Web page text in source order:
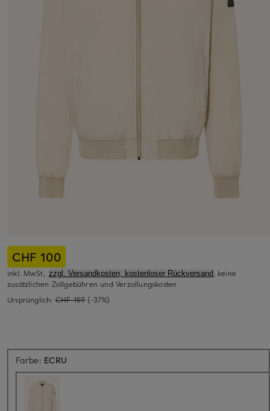
CHF 100
inkl. MwSt., zzgl. Versandkosten, kostenloser Rückversand, keine
zusätzlichen Zollgebühren und Verzollungskosten
Ursprünglich: CHF 159 (-37%)
Farbe: ECRU